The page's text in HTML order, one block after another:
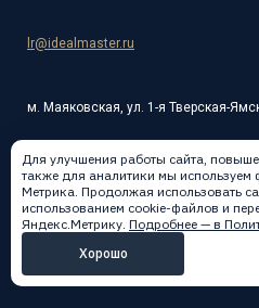
lr@idealmaster.ru
м. Маяковская, ул. 1-я Тверская-
Написать в:
Для улучшения работы сайта,
также для аналитики мы
Метрика. Продолжая использовать
использованием cookie-файлов и
Яндекс.Метрику. Подробнее — в
Хорошо